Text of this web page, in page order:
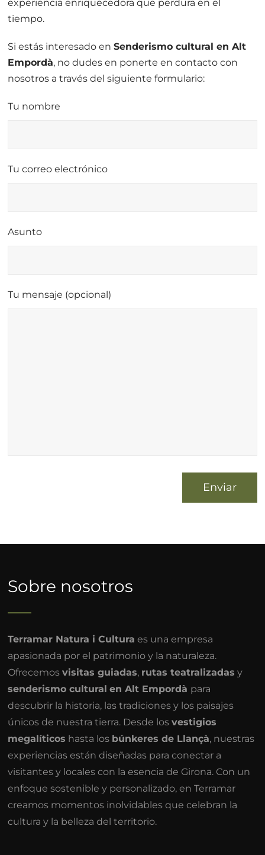
experiencia enriquecedora que perdura en el
tiempo.
Si estás interesado enSenderismo cultural en Alt
Empordà, no dudes en ponerte en contacto con
nosotros a través del siguiente formulario:
Tu nombre
Tu correo electrónico
Asunto
Tu mensaje (opcional)
Sobre nosotros
Terramar Natura i Cultura es una empresa
apasionada por el patrimonio y la naturaleza.
Ofrecemosvisitas guiadas, rutas teatralizadas y
senderismo cultural en Alt Empordà para
descubrir la historia, las tradiciones y los paisajes
únicos de nuestra tierra. Desde losvestigios
megalíticos hasta los búnkeres de Llançà, nuestras
experiencias están diseñadas para conectar a
visitantes y locales con la esencia de Girona. Con un
enfoque sostenible y personalizado, en Terramar
creamos momentos inolvidables que celebran la
cultura y la belleza del territorio.